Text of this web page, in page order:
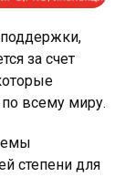
за счет
всему миру.
степени для